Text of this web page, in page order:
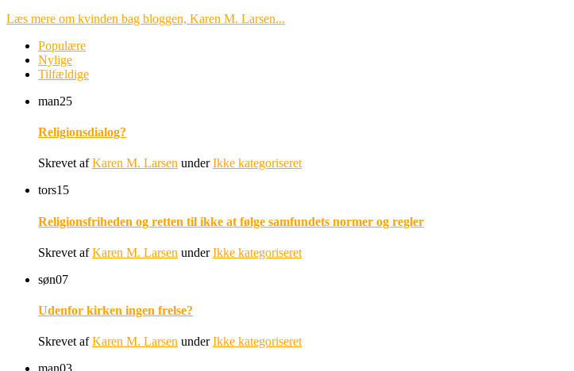
Læs mere om kvinden bag bloggen, Karen M. Larsen...
Populære
Nylige
Tilfældige
man25
Religionsdialog?
Skrevet afKaren M. Larsen underIkke kategoriseret
tors15
Religionsfriheden og retten til ikke at følge samfundets normer og regler
Skrevet afKaren M. Larsen underIkke kategoriseret
søn07
Udenfor kirken ingen frelse?
Skrevet afKaren M. Larsen underIkke kategoriseret